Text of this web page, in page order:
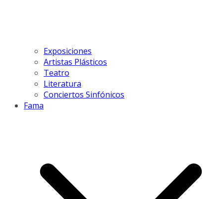
Exposiciones
Artistas Plásticos
Teatro
Literatura
Conciertos Sinfónicos
Fama